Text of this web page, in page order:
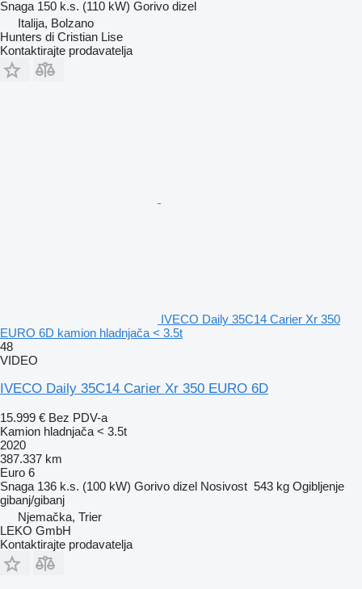
Snaga 150 k.s. (110 kW) Gorivo dizel
Italija, Bolzano
Hunters di Cristian Lise
Kontaktirajte prodavatelja
IVECO Daily 35C14 Carier Xr 350
EURO 6D kamion hladnjača < 3.5t
48
VIDEO
IVECO Daily 35C14 Carier Xr 350 EURO 6D
15.999 € Bez PDV-a
Kamion hladnjača < 3.5t
2020
387.337 km
Euro 6
Snaga 136 k.s. (100 kW) Gorivo dizel Nosivost 543 kg Ogibljenje
gibanj/gibanj
Njemačka, Trier
LEKO GmbH
Kontaktirajte prodavatelja